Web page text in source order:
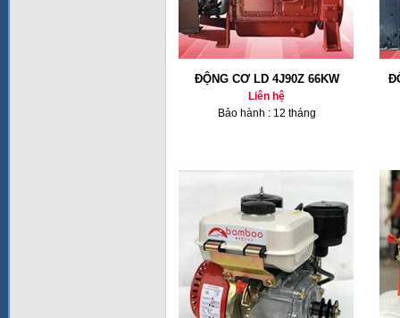
ĐỘNG CƠ LD 4J90Z 66KW
Liên hệ
Bảo hành : 12 tháng